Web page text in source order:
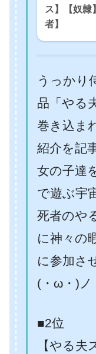
ス】【奴隷
者】
うっかり
品「やる
巻き込ま
紹介を記
女の子達
で遊ぶ宇
死者のや
に神々の
に参加さ
(・ω・)ノ
■2位
【やる夫